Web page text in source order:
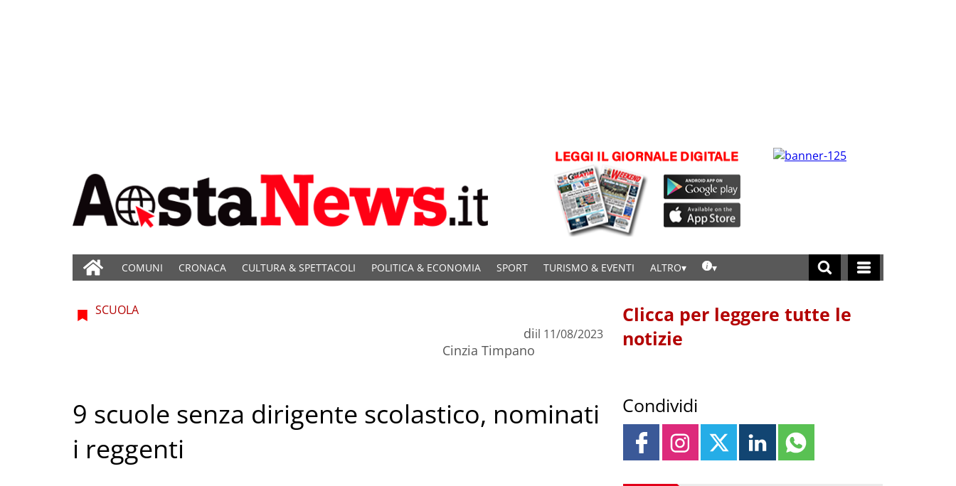
COMUNI CRONACA CULTURA & SPETTACOLI POLITICA & ECONOMIA SPORT TURISMO & EVENTI ALTRO
SCUOLA
di
Cinzia Timpano
il 11/08/2023
9 scuole senza dirigente scolastico, nominati
i reggenti
Clicca per leggere tutte le
notizie
Condividi